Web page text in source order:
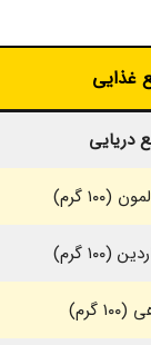
غذایی
دریایی
گرم)
گرم)
گرم)